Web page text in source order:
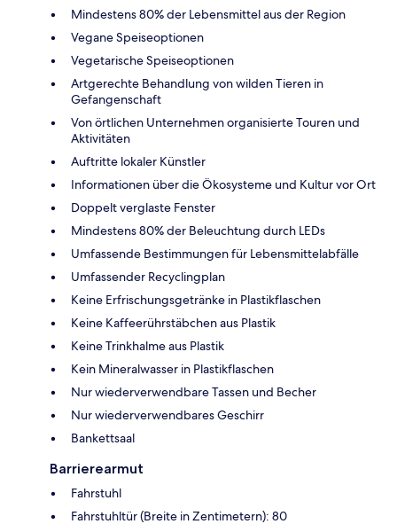
Mindestens 80% der Lebensmittel aus der Region
Vegane Speiseoptionen
Vegetarische Speiseoptionen
Artgerechte Behandlung von wilden Tieren in
Gefangenschaft
Von örtlichen Unternehmen organisierte Touren und
Aktivitäten
Auftritte lokaler Künstler
Informationen über die Ökosysteme und Kultur vor Ort
Doppelt verglaste Fenster
Mindestens 80% der Beleuchtung durch LEDs
Umfassende Bestimmungen für Lebensmittelabfälle
Umfassender Recyclingplan
Keine Erfrischungsgetränke in Plastikflaschen
Keine Kaffeerührstäbchen aus Plastik
Keine Trinkhalme aus Plastik
Kein Mineralwasser in Plastikflaschen
Nur wiederverwendbare Tassen und Becher
Nur wiederverwendbares Geschirr
Bankettsaal
Barrierearmut
Fahrstuhl
Fahrstuhltür (Breite in Zentimetern): 80